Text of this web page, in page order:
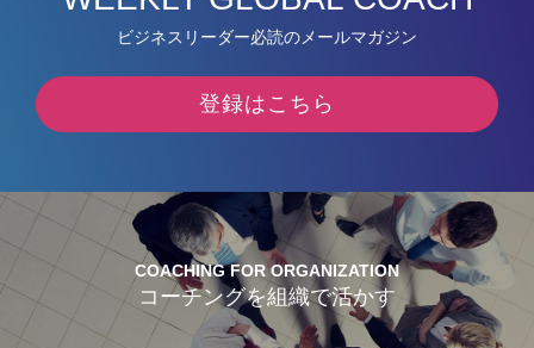
ビジネスリーダー必読のメールマガジン
登録はこちら
COACHING FOR ORGANIZATION
コーチングを組織で活かす